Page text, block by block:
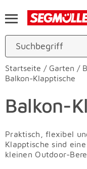
Startseite / Garten /
Balkon-Klapptische
Balkon-
Praktisch, flexibel
Klapptische sind
kleinen Outdoor-